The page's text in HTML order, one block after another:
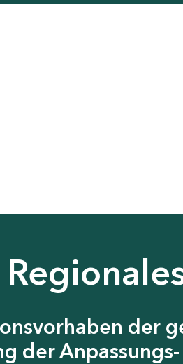
der
der